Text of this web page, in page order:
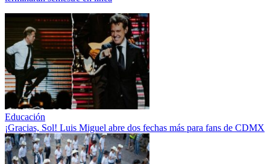
Educación
¡Gracias, Sol! Luis Miguel abre dos fechas más para fans de CDMX